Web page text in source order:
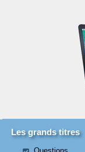
Les grands titres